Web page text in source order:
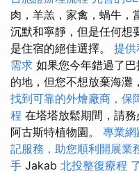
肉，羊羔，家禽，蝸牛，
沉默和寧靜，但是任何想
是住宿的絕佳選擇。 提供
需求 如果您今年錯過了
的地，但您不想放棄海灘
找到可靠的外燴廠商，保
程 在塔塔放鬆期間，請
阿古斯特植物園。 專業網
記服務，助您順利開展業
手 Jakab 北投整復療程